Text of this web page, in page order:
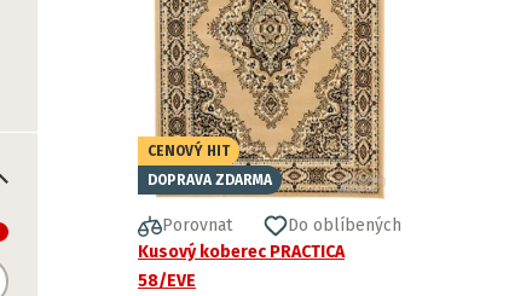
CENOVÝ HIT
DOPRAVA ZDARMA
Porovnat
Do oblíbených
Kusový koberec PRACTICA
58/EVE